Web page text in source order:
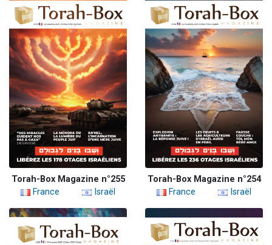
Torah-Box Magazine n°255
France
Israël
Torah-Box Magazine n°254
France
Israël